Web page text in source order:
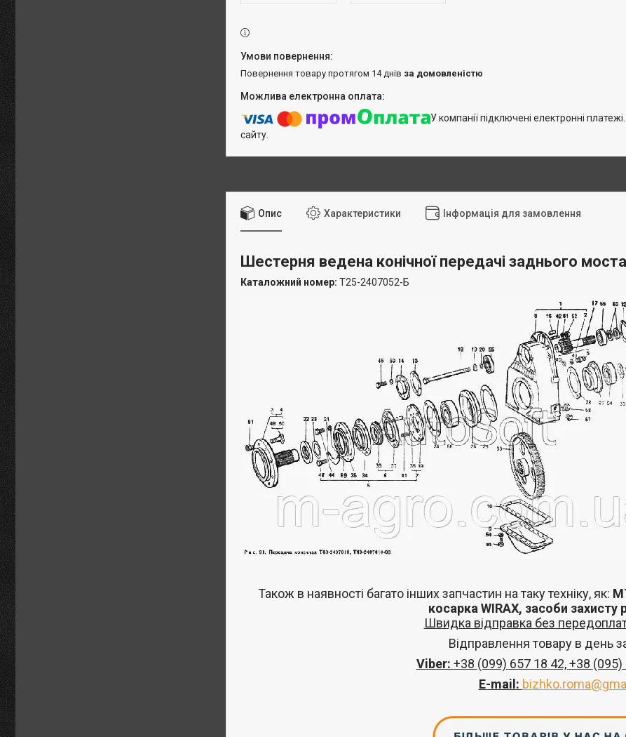
повернення товару протягом 14 днів за домовленістю
У компанії підключені електронні
сайту.
Опис Характеристики Інформація для замовлення
Шестерня ведена конічної передачі заднього
Каталожний номер: Т25-2407052-Б
Також в наявності багато інших запчастин на таку техніку, як:
косарка WIRAX, засоби захисту
Швидка відправка без
Відправлення товару в день
Viber: +38 (099) 657 18 42,+38 (095)
E-mail :